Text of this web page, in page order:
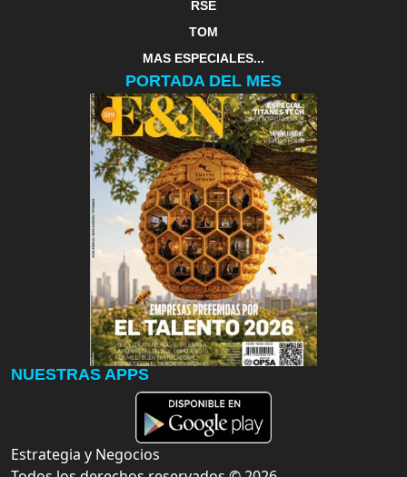
RSE
TOM
MAS ESPECIALES...
PORTADA DEL MES
NUESTRAS APPS
Estrategia y Negocios